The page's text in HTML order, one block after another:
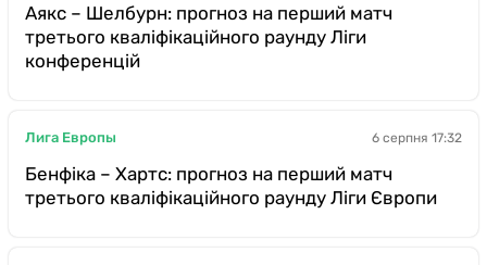
Аякс – Шелбурн: прогноз на перший матч
третього кваліфікаційного раунду Ліги
конференцій
Лига Европы 6 серпня 17:32
Бенфіка – Хартс: прогноз на перший матч
третього кваліфікаційного раунду Ліги Європи